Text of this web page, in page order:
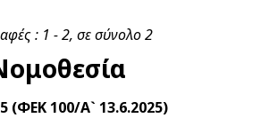
: 1 - 2, σε σύνολο 2
(ΦΕΚ 100/Α` 13.6.2025)